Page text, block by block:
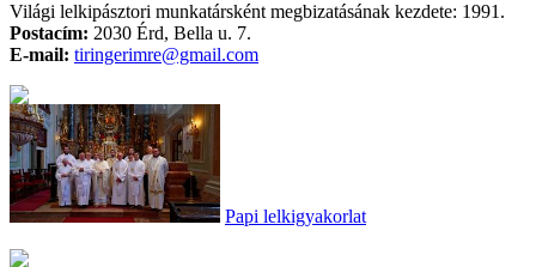
Világi lelkipásztori munkatársként megbizatásának kezdete: 1991.
Postacím: 2030 Érd, Bella u. 7.
E-mail: tiringerimre@gmail.com
Papi lelkigyakorlat